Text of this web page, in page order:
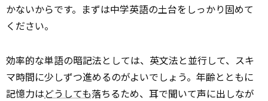
かないからです。まずは中学英語の土台をしっかり固めて
ください。
効率的な単語の暗記法としては、英文法と並行して、スキ
マ時間に少しずつ進めるのがよいでしょう。年齢とともに
記憶力はどうしても落ちるため、耳で聞いて声に出しなが